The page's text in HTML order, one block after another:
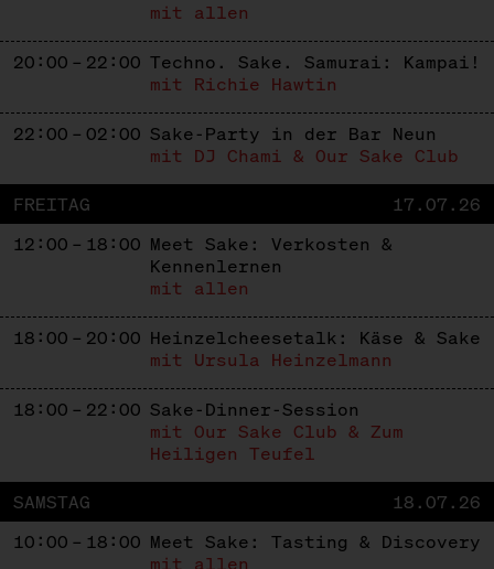
mit allen
20:00 – 22:00 Techno. Sake. Samurai: Kampai!
mit Richie Hawtin
22:00 – 02:00 Sake-Party in der Bar Neun
mit DJ Chami & Our Sake Club
FREITAG
17.07.26
12:00 – 18:00 Meet Sake: Verkosten &
Kennenlernen
mit allen
18:00 – 20:00 Heinzelcheesetalk: Käse & Sake
mit Ursula Heinzelmann
18:00 – 22:00 Sake-Dinner-Session
mit Our Sake Club & Zum
Heiligen Teufel
SAMSTAG
18.07.26
10:00 – 18:00 Meet Sake: Tasting & Discovery
mit allen